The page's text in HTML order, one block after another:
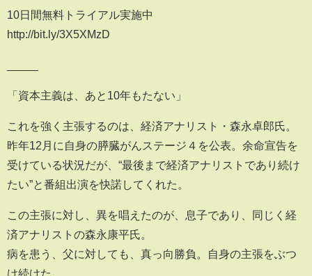
10日間無料トライアル実施中
http://bit.ly/3X5XMzD
「資本主義は、あと10年もたない」
これを強く主張するのは、経済アナリスト・森永卓郎氏。
昨年12月に自身の膵臓がんステージ４を公表。余命宣告を
受けている状況だが、“最後まで経済アナリストであり続け
たい”と番組出演を快諾してくれた。
この主張に対し、異を唱えたのが、息子であり、同じく経
済アナリストの森永康平氏。
病を患う、父に対しても、真っ向勝負。自身の主張をぶつ
け続けた。